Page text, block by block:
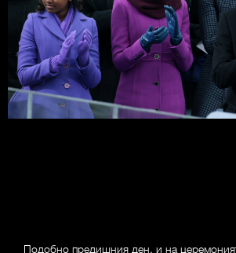
Подобно предишния ден, и на